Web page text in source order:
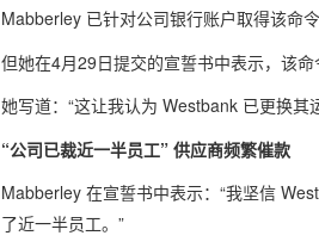
Mabberley 已针对公司银行账户取得该命
但她在4月29日提交的宣誓书中表示，该命
她写道：“这让我认为 Westbank 已更换
“公司已裁近一半员工” 供应商频繁催款
Mabberley 在宣誓书中表示：“我坚信
了近一半员工。”